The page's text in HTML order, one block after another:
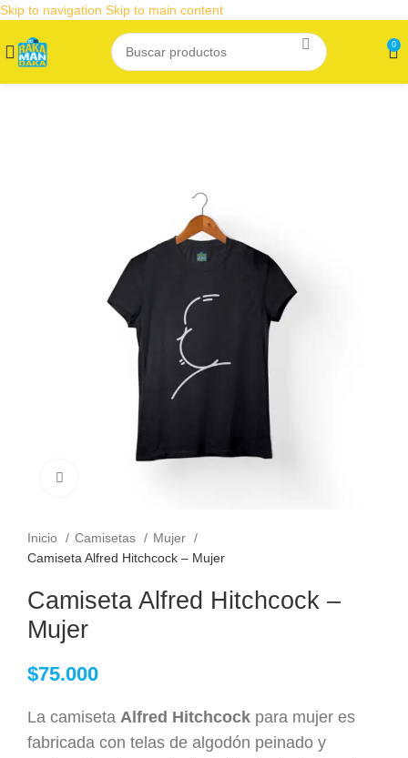
Skip to navigation Skip to main content
0
Inicio Camisetas
Mujer
Camiseta Alfred Hitchcock – Mujer
Camiseta Alfred Hitchcock –
Mujer
$75.000
La camiseta Alfred Hitchcock para mujer es
fabricada con telas de algodón peinado y